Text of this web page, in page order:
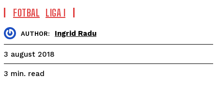
FOTBAL LIGA I
AUTHOR: Ingrid Radu
3 august 2018
3 min. read